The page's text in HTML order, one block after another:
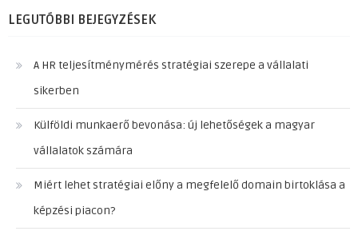
LEGUTÓBBI BEJEGYZÉSEK
A HR teljesítménymérés stratégiai szerepe a vállalati
sikerben
Külföldi munkaerő bevonása: új lehetőségek a magyar
vállalatok számára
Miért lehet stratégiai előny a megfelelő domain birtoklása a
képzési piacon?